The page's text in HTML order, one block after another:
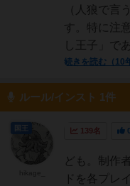
（人狼で言
す。特に注
し王子」で
続きを読む（10
ルール/インスト 1件
139名
ども。制作
ドを各プレ
国王